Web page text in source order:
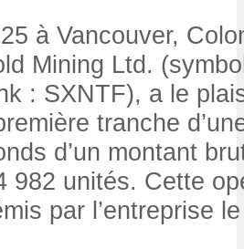
à Vancouver,
Mining Ltd.
: SXNTF), a le
tranche
d’un montant
982 unités. Cette
par l’entreprise